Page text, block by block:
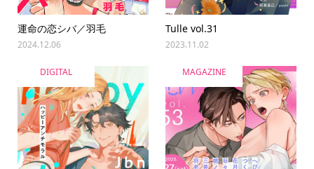
運命の恋シバ／羽毛
2024.12.06
Tulle vol.31
2023.11.02
DIGITAL MAGAZINE